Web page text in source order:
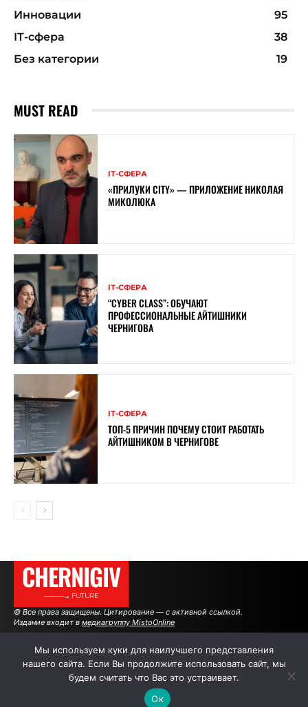
Инновации
95
ІТ-сфера
38
Без категории
19
MUST READ
ІТ-СФЕРА
«ПРИЛУКИ CITY» — ПРИЛОЖЕНИЕ НИКОЛАЯ
МИКОЛЮКА
ІТ-СФЕРА
“CYBER ​​CLASS”: ОБУЧАЮТ
ПРОФЕССИОНАЛЬНЫЕ АЙТИШНИКИ
ЧЕРНИГОВА
ІТ-СФЕРА
ТОП-5 ПРИЧИН ПОЧЕМУ СТОИТ РАБОТАТЬ
АЙТИШНИКОМ В ЧЕРНИГОВЕ
CHERNIGIV
———→ FUTURE
© Все права защищены. Цитирование — с активной ссылкой.
Издание входит в медиагруппу MistoOnline
АВТОРЫ РЕКЛАМА НА САЙТЕ
Мы используем куки для наилучшего представления
нашего сайта. Если Вы продолжите использовать сайт, мы
будем считать что Вас это устраивает.
Ок